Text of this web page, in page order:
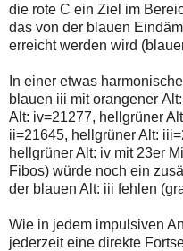
die rote C ein Ziel im
das von der blauen
erreicht werden wird
In einer etwas
blauen iii mit orangener
Alt: iv=21277, hellgrüner
ii=21645, hellgrüner Alt:
hellgrüner Alt: iv mit 23er
Fibos) würde noch ein
der blauen Alt: iii fehlen
Wie in jedem impulsiven
jederzeit eine direkte